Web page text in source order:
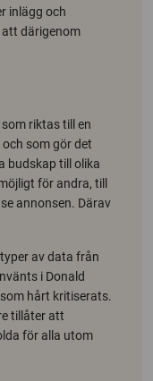
inlägg och
därigenom
riktas till en
som gör det
budskap till olika
för andra, till
annonsen. Därav
av data från
i Donald
hårt kritiserats.
tillåter att
för alla utom